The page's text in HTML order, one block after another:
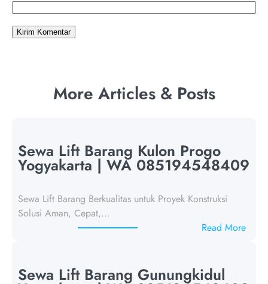
More Articles & Posts
Sewa Lift Barang Kulon Progo
Yogyakarta | WA 085194548409
Sewa Lift Barang Berkualitas untuk Proyek Konstruksi
Solusi Aman, Cepat,…
Read More:
Sewa Lift Barang Gunungkidul